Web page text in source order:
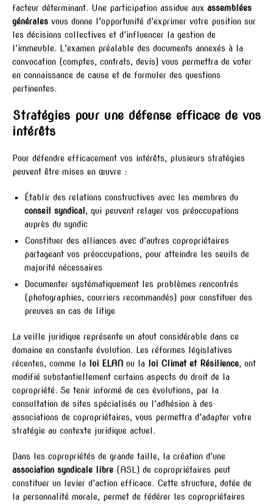
facteur déterminant. Une participation assidue aux assemblées
générales vous donne l’opportunité d’exprimer votre position sur
les décisions collectives et d’influencer la gestion de
l’immeuble. L’examen préalable des documents annexés à la
convocation (comptes, contrats, devis) vous permettra de voter
en connaissance de cause et de formuler des questions
pertinentes.
Stratégies pour une défense efficace de vos
intérêts
Pour défendre efficacement vos intérêts, plusieurs stratégies
peuvent être mises en œuvre :
Établir des relations constructives avec les membres du
conseil syndical , qui peuvent relayer vos préoccupations
auprès du syndic
Constituer des alliances avec d’autres copropriétaires
partageant vos préoccupations, pour atteindre les seuils de
majorité nécessaires
Documenter systématiquement les problèmes rencontrés
(photographies, courriers recommandés) pour constituer des
preuves en cas de litige
La veille juridique représente un atout considérable dans ce
domaine en constante évolution. Les réformes législatives
récentes, comme la
loi ELAN ou la loi Climat et Résilience, ont
modifié substantiellement certains aspects du droit de la
copropriété. Se tenir informé de ces évolutions, par la
consultation de sites spécialisés ou l’adhésion à des
associations de copropriétaires, vous permettra d’adapter votre
stratégie au contexte juridique actuel.
Dans les copropriétés de grande taille, la création d’une
association syndicale libre (ASL) de copropriétaires peut
constituer un levier d’action efficace. Cette structure, dotée de
la personnalité morale, permet de fédérer les copropriétaires